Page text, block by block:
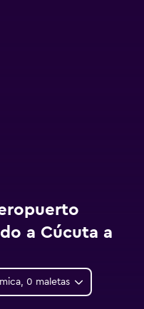
a Cúcuta a
0 maletas